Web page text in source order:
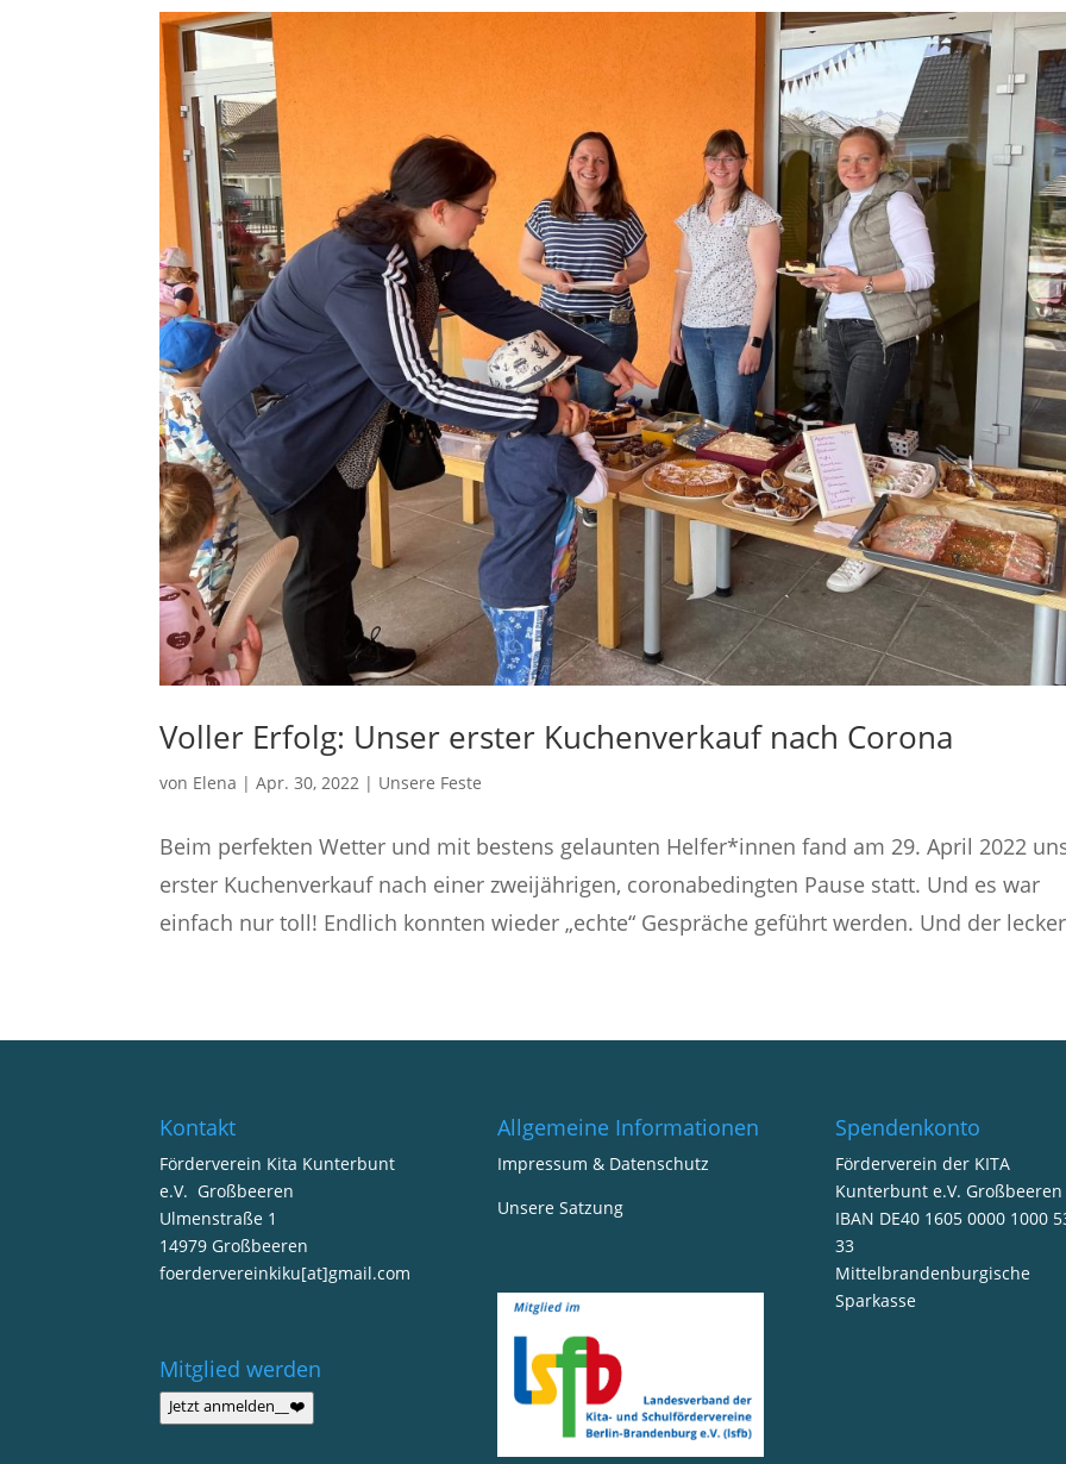
Voller Erfolg: Unser erster Kuchenverkauf nach Corona
von Elena |Apr. 30, 2022 | Unsere Feste
Beim perfekten Wetter und mit bestens gelaunten Helfer*innen fand am 29. April 2022
erster Kuchenverkauf nach einer zweijährigen, coronabedingten Pause statt. Und es war
einfach nur toll! Endlich konnten wieder „echte“ Gespräche geführt werden. Und der
Kontakt
Förderverein Kita Kunterbunt
e.V. Großbeeren
Ulmenstraße 1
14979 Großbeeren
foerdervereinkiku[at]gmail.com
Mitglied werden
Jetzt anmelden__❤️
Allgemeine Informationen
Impressum & Datenschutz
Unsere Satzung
Spendenkonto
Förderverein der KITA
Kunterbunt e.V. Großbeeren
IBAN DE40 1605 0000 1000
33
Mittelbrandenburgische
Sparkasse